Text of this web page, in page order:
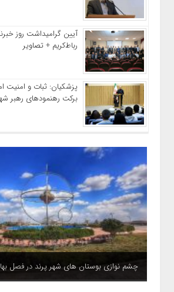
آیین گرامیداشت روز
رباط‌کریم + تصاویر
پزشکیان: ثبات و امنیت
برکت رهنمودهای رهبر
چشم نوازی بوستان های شهر پرند در فصل